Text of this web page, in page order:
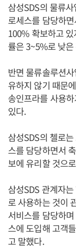
삼성SDS의 물류
로세스를 담당하
100% 확보하고
률은 3~5%로 낮
반면 물류솔루션
유하지 않기 때문
송인프라를 사용
있다.
삼성SDS의 첼로
스를 담당하면서
보에 유리할 것으
삼성SDS 관계자
로 사용하는 것이
서비스를 담당하
스에 도입해 고객
고 말했다.